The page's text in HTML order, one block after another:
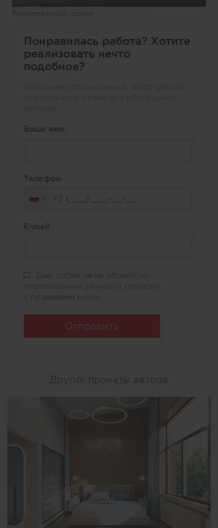
Понравилась работа? Хотите
реализовать нечто
подобное?
Ваше имя:
Телефон:
E-mail:
Даю
на обработку
персональных данных и согласен
с
сайта
Отправить